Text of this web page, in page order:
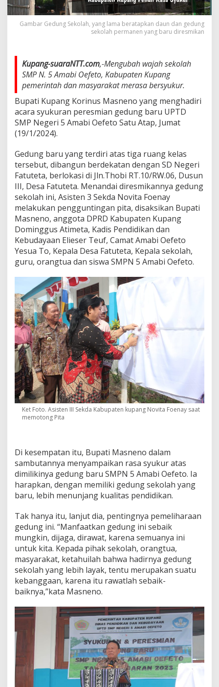
Gambar Gedung Sekolah, yang lama beratapkan daun dan gedung
sekolah permanen yang baru diresmikan
Kupang-suaraNTT.com,-Mengubah wajah sekolah
SMP N. 5 Amabi Oefeto, Kabupaten Kupang
pemerintah dan masyarakat merasa bersyukur.
Bupati Kupang Korinus Masneno yang menghadiri
acara syukuran peresmian gedung baru UPTD
SMP Negeri 5 Amabi Oefeto Satu Atap, Jumat
(19/1/2024).
Gedung baru yang terdiri atas tiga ruang kelas
tersebut, dibangun berdekatan dengan SD Negeri
Fatuteta, berlokasi di Jln.Thobi RT.10/RW.06, Dusun
III, Desa Fatuteta. Menandai diresmikannya gedung
sekolah ini, Asisten 3 Sekda Novita Foenay
melakukan pengguntingan pita, disaksikan Bupati
Masneno, anggota DPRD Kabupaten Kupang
Dominggus Atimeta, Kadis Pendidikan dan
Kebudayaan Elieser Teuf, Camat Amabi Oefeto
Yesua To, Kepala Desa Fatuteta, Kepala sekolah,
guru, orangtua dan siswa SMPN 5 Amabi Oefeto.
Ket Foto. Asisten III Sekda Kabupaten kupang Novita Foenay saat
memotong Pita
Di kesempatan itu, Bupati Masneno dalam
sambutannya menyampaikan rasa syukur atas
dimilikinya gedung baru SMPN 5 Amabi Oefeto. Ia
harapkan, dengan memiliki gedung sekolah yang
baru, lebih menunjang kualitas pendidikan.
Tak hanya itu, lanjut dia, pentingnya pemeliharaan
gedung ini. “Manfaatkan gedung ini sebaik
mungkin, dijaga, dirawat, karena semuanya ini
untuk kita. Kepada pihak sekolah, orangtua,
masyarakat, ketahuilah bahwa hadirnya gedung
sekolah yang lebih layak, tentu merupakan suatu
kebanggaan, karena itu rawatlah sebaik-
baiknya,”kata Masneno.